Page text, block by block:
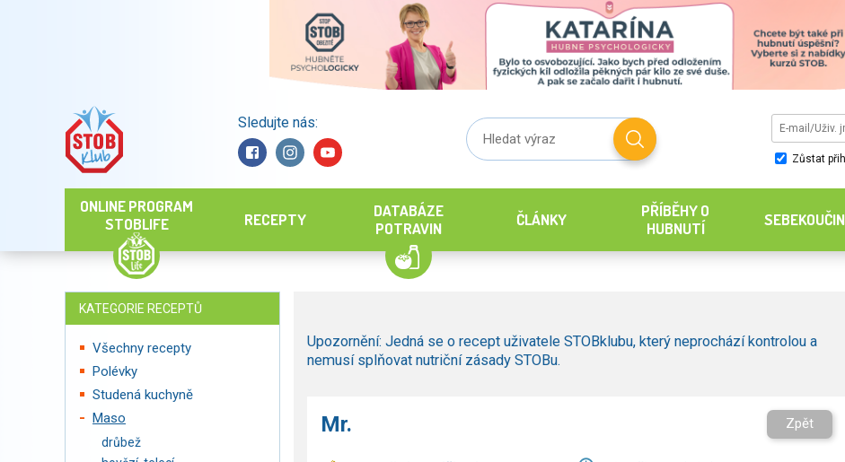
Sledujte nás:
Zůstat
ONLINE PROGRAM
STOBLIFE
RECEPTY
DATABÁZE
POTRAVIN
ČLÁNKY
PŘÍBĚHY O
HUBNUTÍ
KATEGORIE RECEPTŮ
Všechny recepty
Polévky
Studená kuchyně
Maso
drůbež
Upozornění: Jedná se o recept uživatele STOBklubu, který neprochází kontrolou a
nemusí splňovat nutriční zásady STOBu.
Mr. Zpět